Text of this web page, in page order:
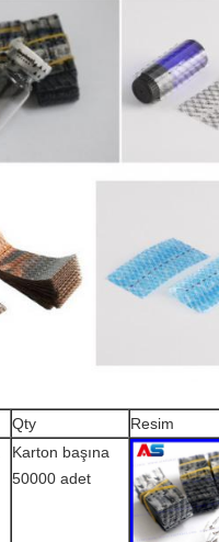
Qty
Resim
Karton başına
50000 adet